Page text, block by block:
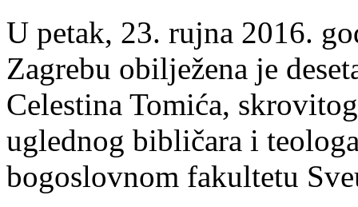
U petak, 23. rujna 2016.
Zagrebu obilježena je
Celestina Tomića,
uglednog bibličara i
bogoslovnom fakultetu